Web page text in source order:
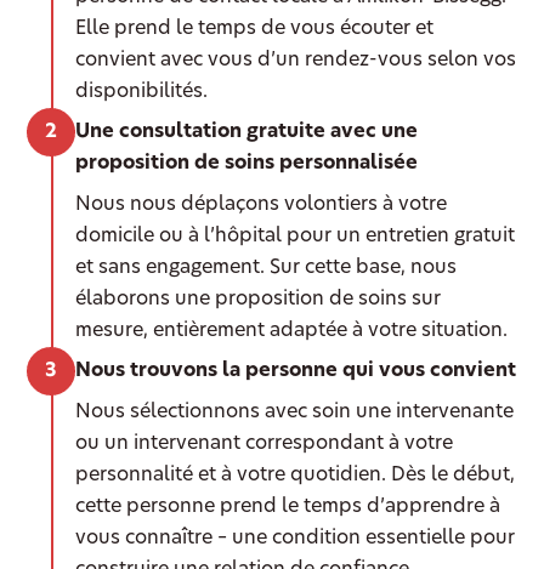
Elle prend le temps de vous écouter et
convient avec vous d’un rendez-vous selon vos
disponibilités.
Une consultation gratuite avec une
proposition de soins personnalisée
Nous nous déplaçons volontiers à votre
domicile ou à l’hôpital pour un entretien gratuit
et sans engagement. Sur cette base, nous
élaborons une proposition de soins sur
mesure, entièrement adaptée à votre situation.
Nous trouvons la personne qui vous convient
Nous sélectionnons avec soin une intervenante
ou un intervenant correspondant à votre
personnalité et à votre quotidien. Dès le début,
cette personne prend le temps d’apprendre à
vous connaître – une condition essentielle pour